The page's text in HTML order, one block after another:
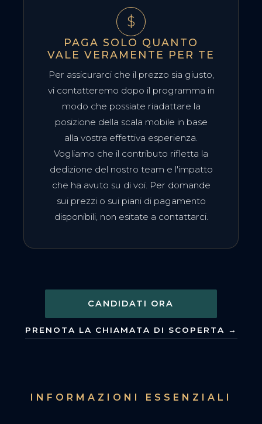
$
PAGA SOLO QUANTO
VALE VERAMENTE PER TE
Per assicurarci che il prezzo sia giusto,
vi contatteremo dopo il programma in
modo che possiate riadattare la
posizione della scala mobile in base
alla vostra effettiva esperienza.
Vogliamo che il contributo rifletta la
dedizione del nostro team e l'impatto
che ha avuto su di voi. Per domande
sui prezzi o sui piani di pagamento
disponibili, non esitate a contattarci.
CANDIDATI ORA
PRENOTA LA CHIAMATA DI SCOPERTA →
INFORMAZIONI ESSENZIALI